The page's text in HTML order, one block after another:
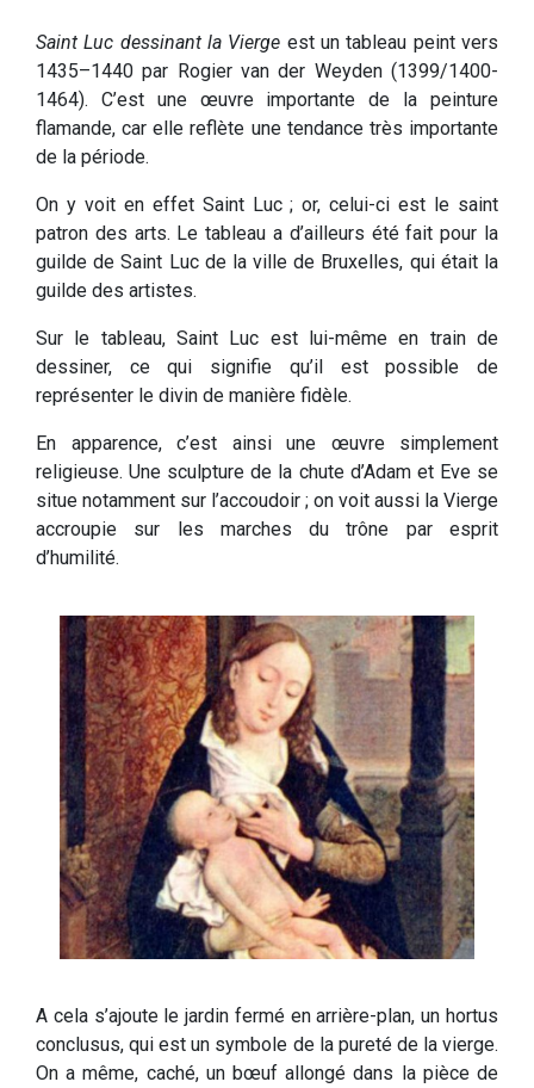
Saint Luc dessinant la Vierge est un tableau peint vers
1435–1440 par Rogier van der Weyden (1399/1400-
1464). C’est une œuvre importante de la peinture
flamande, car elle reflète une tendance très importante
de la période.
On y voit en effet Saint Luc ; or, celui-ci est le saint
patron des arts. Le tableau a d’ailleurs été fait pour la
guilde de Saint Luc de la ville de Bruxelles, qui était la
guilde des artistes.
Sur le tableau, Saint Luc est lui-même en train de
dessiner, ce qui signifie qu’il est possible de
représenter le divin de manière fidèle.
En apparence, c’est ainsi une œuvre simplement
religieuse. Une sculpture de la chute d’Adam et Eve se
situe notamment sur l’accoudoir ; on voit aussi la Vierge
accroupie sur les marches du trône par esprit
d’humilité.
A cela s’ajoute le jardin fermé en arrière-plan, un hortus
conclusus, qui est un symbole de la pureté de la vierge.
On a même, caché, un bœuf allongé dans la pièce de